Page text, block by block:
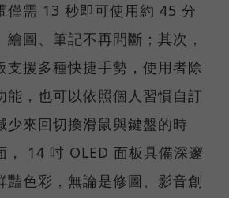
僅需 13 秒即可使用約 45 分
圖、筆記不再間斷；其次，
支援多種快捷手勢，使用者除
能，也可以依照個人習慣自訂
少來回切換滑鼠與鍵盤的時
， 14 吋 OLED 面板具備深邃
豔色彩，無論是修圖、影音創